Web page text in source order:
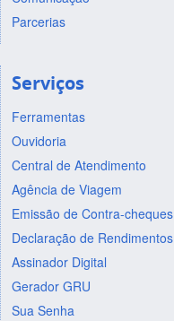
Parcerias
Serviços
Ferramentas
Ouvidoria
Central de Atendimento
Agência de Viagem
Emissão de Contra-cheques
Declaração de Rendimentos
Assinador Digital
Gerador GRU
Sua Senha